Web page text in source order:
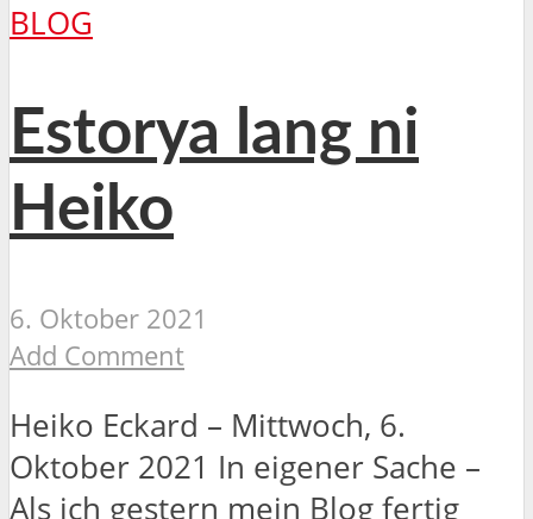
BLOG
Estorya lang ni
Heiko
6. Oktober 2021
Add Comment
Heiko Eckard – Mittwoch, 6.
Oktober 2021 In eigener Sache –
Als ich gestern mein Blog fertig